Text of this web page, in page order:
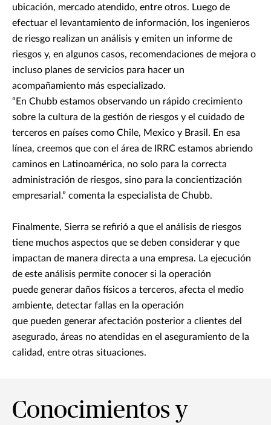
ubicación, mercado atendido, entre otros. Luego de
efectuar el levantamiento de información, los ingenieros
de riesgo realizan un análisis y emiten un informe de
riesgos y, en algunos casos, recomendaciones de mejora o
incluso planes de servicios para hacer un
acompañamiento más especializado.
“En Chubb estamos observando un rápido crecimiento
sobre la cultura de la gestión de riesgos y el cuidado de
terceros en países como Chile, Mexico y Brasil. En esa
línea, creemos que con el área de IRRC estamos abriendo
caminos en Latinoamérica, no solo para la correcta
administración de riesgos, sino para la concientización
empresarial.” comenta la especialista de Chubb.
Finalmente, Sierra se refirió a que el análisis de riesgos
tiene muchos aspectos que se deben considerar y que
impactan de manera directa a una empresa. La ejecución
de este análisis permite conocer si la operación
puede generar daños físicos a terceros, afecta el medio
ambiente, detectar fallas en la operación
que pueden generar afectación posterior a clientes del
asegurado, áreas no atendidas en el aseguramiento de la
calidad, entre otras situaciones.
Conocimientos y